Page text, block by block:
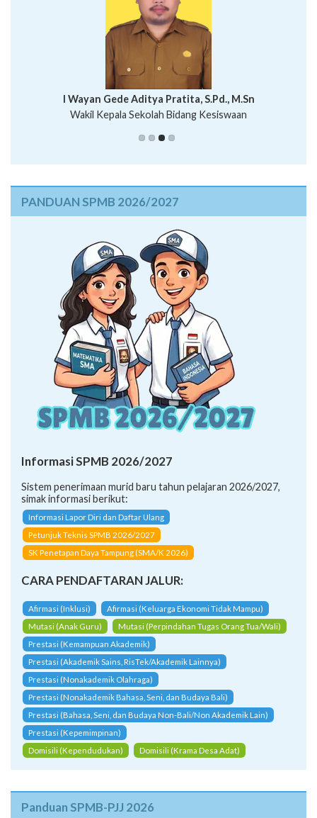
Putu Suhartana, S.Pd.
I Wayan Bawa Parmita, S.Pd
I Wayan Gede Aditya Pratita, S.Pd., M.Sn
Wakil Kepala Sekolah Bidang Kesiswaan
Ni Wayan Nopi Sutantri, S.Pd.
PANDUAN SPMB 2026/2027
Informasi SPMB 2026/2027
Sistem penerimaan murid baru tahun pelajaran 2026/2027,
simak informasi berikut:
Informasi Lapor Diri dan Daftar Ulang
Petunjuk Teknis SPMB 2026/2027
SK Penetapan Daya Tampung (SMA/K 2026)
CARA PENDAFTARAN JALUR:
Afirmasi (Inklusi)
Afirmasi (Keluarga Ekonomi Tidak Mampu)
Mutasi (Anak Guru)
Mutasi (Perpindahan Tugas Orang Tua/Wali)
Prestasi (Kemampuan Akademik)
Prestasi (Akademik Sains, RisTek/Akademik Lainnya)
Prestasi (Nonakademik Olahraga)
Prestasi (Nonakademik Bahasa, Seni, dan Budaya Bali)
Prestasi (Bahasa, Seni, dan Budaya Non-Bali/Non Akademik Lain)
Prestasi (Kepemimpinan)
Domisili (Kependudukan)
Domisili (Krama Desa Adat)
Panduan SPMB-PJJ 2026